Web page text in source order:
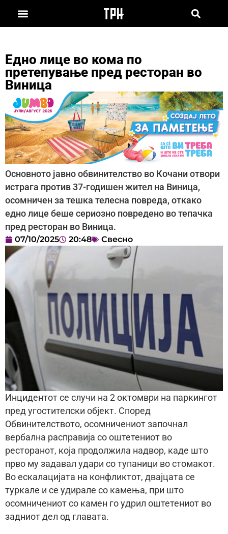
Едно лице во кома по
претепување пред ресторан во
Виница
Основното јавно обвинителство во Кочани отвори
истрага против 37-годишен жител на Виница,
осомничен за тешка телесна повреда, откако
едно лице беше сериозно повредено во тепачка
пред ресторан во Виница.
07/10/2025 20:48 Свесно
Инцидентот се случи на 2 октомври на паркингот
пред угостителски објект. Според
Обвинителството, осомничениот започнал
вербална расправија со оштетениот во
ресторанот, која продолжила надвор, каде што
прво му задавал удари со тупаници во стомакот.
Во ескалацијата на конфликтот, двајцата се
туркале и се удирале со камења, при што
осомничениот со камен го удрил оштетениот во
задниот дел од главата.